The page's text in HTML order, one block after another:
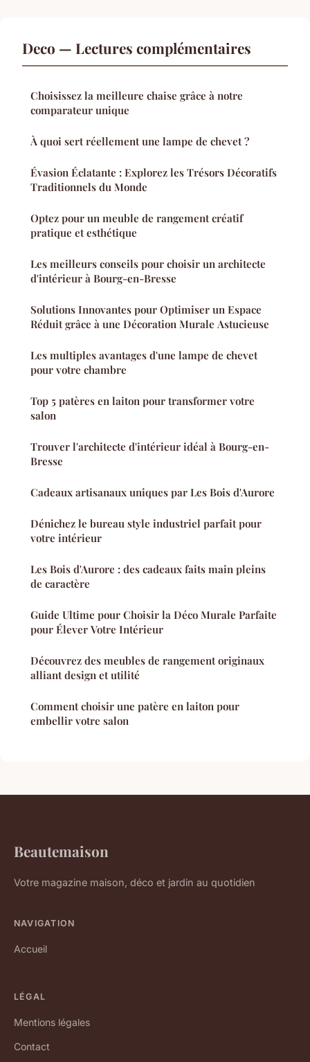
Deco — Lectures complémentaires
Choisissez la meilleure chaise grâce à notre
comparateur unique
À quoi sert réellement une lampe de chevet ?
Évasion Éclatante : Explorez les Trésors Décoratifs
Traditionnels du Monde
Optez pour un meuble de rangement créatif
pratique et esthétique
Les meilleurs conseils pour choisir un architecte
d'intérieur à Bourg-en-Bresse
Solutions Innovantes pour Optimiser un Espace
Réduit grâce à une Décoration Murale Astucieuse
Les multiples avantages d'une lampe de chevet
pour votre chambre
Top 5 patères en laiton pour transformer votre
salon
Trouver l'architecte d'intérieur idéal à Bourg-en-
Bresse
Cadeaux artisanaux uniques par Les Bois d'Aurore
Dénichez le bureau style industriel parfait pour
votre intérieur
Les Bois d'Aurore : des cadeaux faits main pleins
de caractère
Guide Ultime pour Choisir la Déco Murale Parfaite
pour Élever Votre Intérieur
Découvrez des meubles de rangement originaux
alliant design et utilité
Comment choisir une patère en laiton pour
embellir votre salon
Beautemaison
Votre magazine maison, déco et jardin au quotidien
NAVIGATION
Accueil
LÉGAL
Mentions légales
Contact